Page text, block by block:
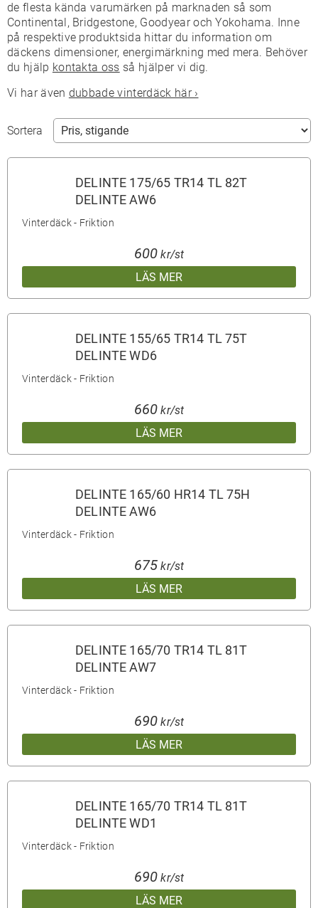
de flesta kända varumärken på marknaden så som
Continental, Bridgestone, Goodyear och Yokohama. Inne
på respektive produktsida hittar du information om
däckens dimensioner, energimärkning med mera. Behöver
du hjälp kontakta oss så hjälper vi dig.
Vi har även dubbade vinterdäck här ›
Sortera
DELINTE 175/65 TR14 TL 82T
DELINTE AW6
Vinterdäck - Friktion
LÄS MER
600 kr/st
DELINTE 155/65 TR14 TL 75T
DELINTE WD6
Vinterdäck - Friktion
LÄS MER
660 kr/st
DELINTE 165/60 HR14 TL 75H
DELINTE AW6
Vinterdäck - Friktion
LÄS MER
675 kr/st
DELINTE 165/70 TR14 TL 81T
DELINTE AW7
Vinterdäck - Friktion
LÄS MER
690 kr/st
DELINTE 165/70 TR14 TL 81T
DELINTE WD1
Vinterdäck - Friktion
LÄS MER
690 kr/st